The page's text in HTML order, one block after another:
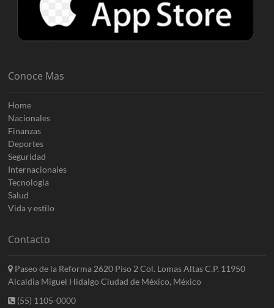
Conoce Mas
Home
Nacionales
Finanzas
Deportes
Seguridad
Internacionales
Tecnologia
Salud
Vida y estilo
Contacto
Paseo de la Reforma 2620 Piso 2 Col. Lomas Altas C.P. 11950
Alcaldia Miguel Hidalgo Ciudad de México, México
(55) 1105-0000